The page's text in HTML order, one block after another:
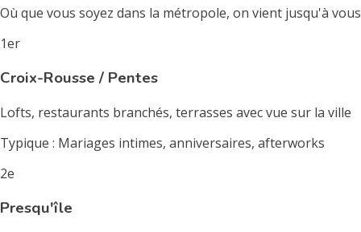
Où que vous soyez dans la métropole, on vient jusqu'à vous
1er
Croix-Rousse / Pentes
Lofts, restaurants branchés, terrasses avec vue sur la ville
Typique : Mariages intimes, anniversaires, afterworks
2e
Presqu'île